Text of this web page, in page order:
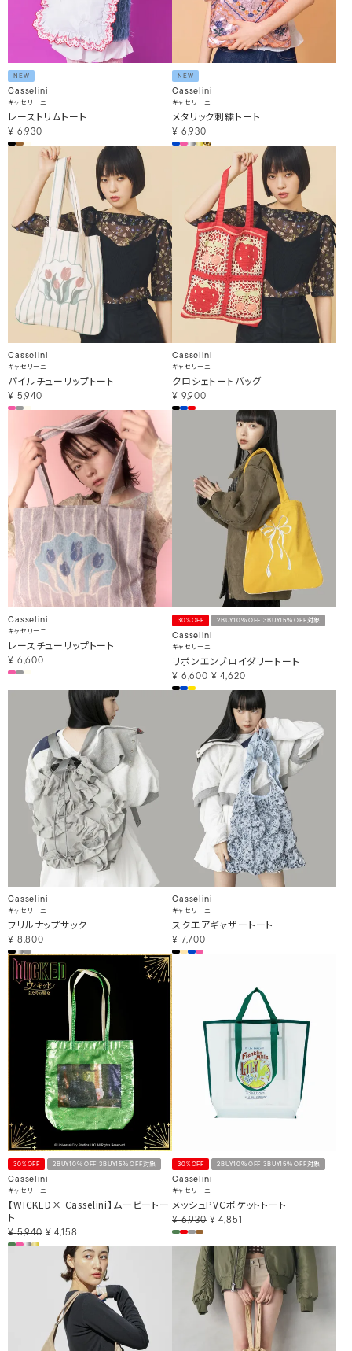
NEW
Casselini
キャセリーニ
レーストリムトート
¥ 6,930
NEW
Casselini
キャセリーニ
メタリック刺繍トート
¥ 6,930
Casselini
キャセリーニ
パイルチューリップトート
¥ 5,940
Casselini
キャセリーニ
クロシェトートバッグ
¥ 9,900
Casselini
キャセリーニ
レースチューリップトート
¥ 6,600
30%OFF 2BUY10％OFF 3BUY15％OFF対象
Casselini
キャセリーニ
リボンエンブロイダリートート
¥ 6,600 ¥ 4,620
Casselini
キャセリーニ
フリルナップサック
¥ 8,800
Casselini
キャセリーニ
スクエアギャザートート
¥ 7,700
30%OFF 2BUY10％OFF 3BUY15％OFF対象
Casselini
キャセリーニ
【WICKED× Casselini】ムービートー
ト
¥ 5,940 ¥ 4,158
30%OFF 2BUY10％OFF 3BUY15％OFF対象
Casselini
キャセリーニ
メッシュPVCポケットトート
¥ 6,930 ¥ 4,851